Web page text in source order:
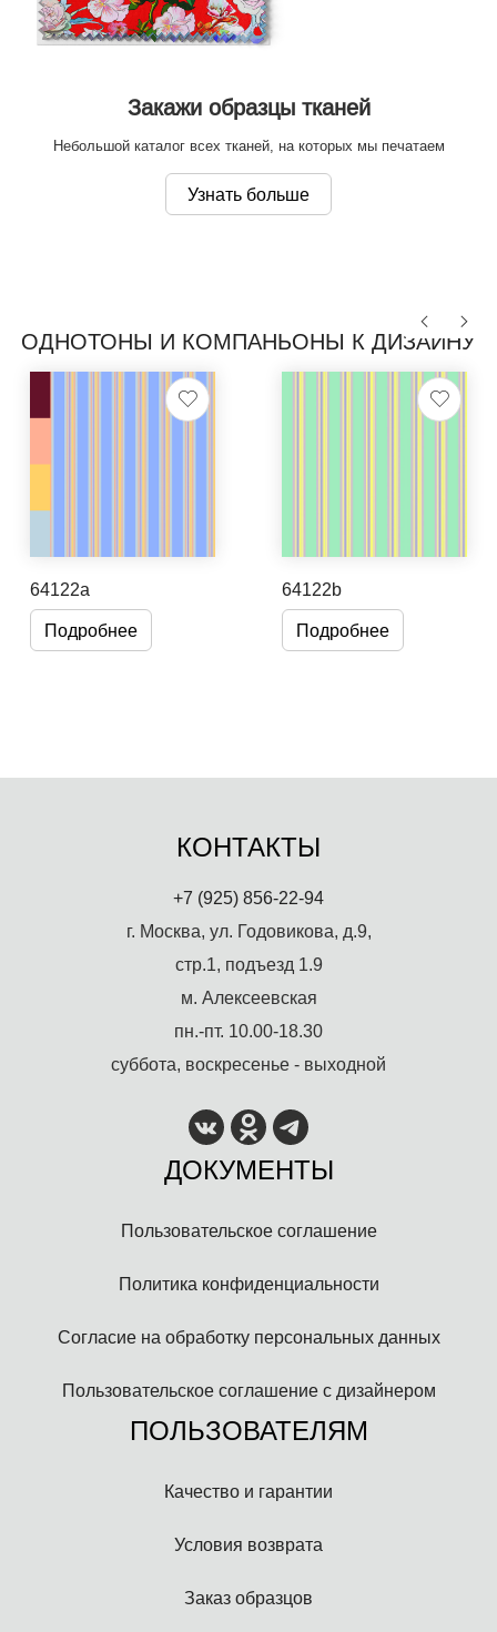
Закажи образцы тканей
Небольшой каталог всех тканей, на которых мы печатаем
Узнать больше
ОДНОТОНЫ И КОМПАНЬОНЫ К ДИЗАЙНУ
64122a
Подробнее
64122b
Подробнее
КОНТАКТЫ
+7 (925) 856-22-94
г. Москва, ул. Годовикова, д.9,
стр.1, подъезд 1.9
м. Алексеевская
пн.-пт. 10.00-18.30
суббота, воскресенье - выходной
ДОКУМЕНТЫ
Пользовательское соглашение
Политика конфиденциальности
Согласие на обработку персональных данных
Пользовательское соглашение с дизайнером
ПОЛЬЗОВАТЕЛЯМ
Качество и гарантии
Условия возврата
Заказ образцов